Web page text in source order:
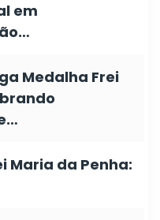
em
Medalha Frei
Maria da Penha: